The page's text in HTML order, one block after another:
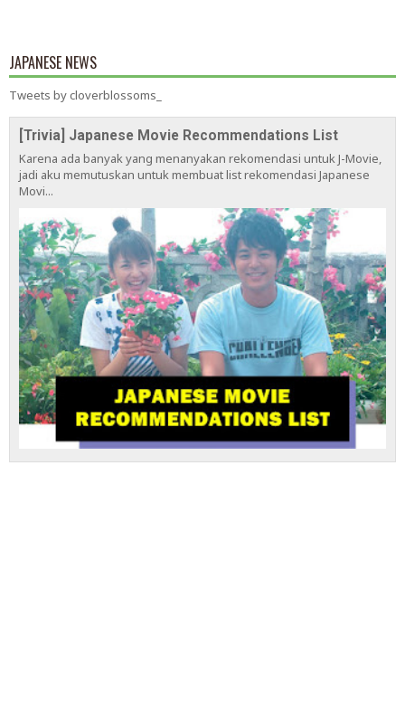
JAPANESE NEWS
Tweets by cloverblossoms_
[Trivia] Japanese Movie Recommendations List
Karena ada banyak yang menanyakan rekomendasi untuk J-Movie,
jadi aku memutuskan untuk membuat list rekomendasi Japanese
Movi...